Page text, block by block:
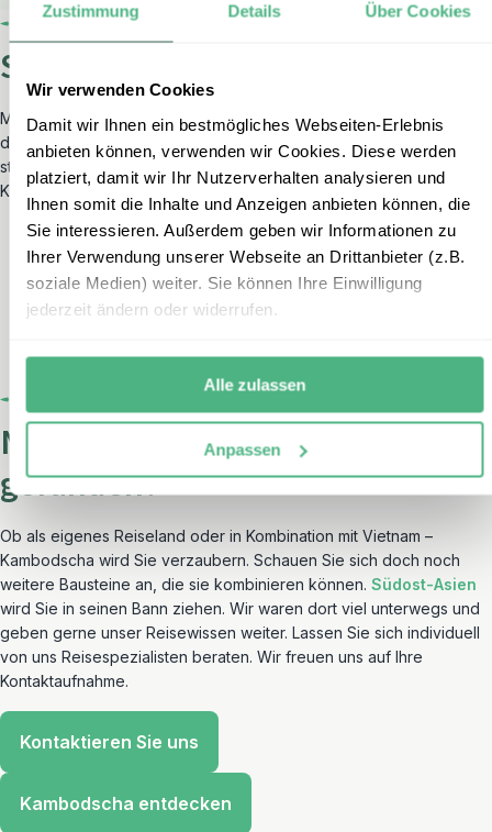
Zustimmung Details Über Cookies
Wir verwenden Cookies
Damit wir Ihnen ein bestmögliches Webseiten-Erlebnis
anbieten können, verwenden wir Cookies. Diese werden
platziert, damit wir Ihr Nutzerverhalten analysieren und
Ihnen somit die Inhalte und Anzeigen anbieten können, die
Sie interessieren. Außerdem geben wir Informationen zu
Ihrer Verwendung unserer Webseite an Drittanbieter (z.B.
soziale Medien) weiter. Sie können Ihre Einwilligung
jederzeit ändern oder widerrufen.
Alle zulassen
Anpassen
So begeistert sind unsere Gäste
Mit einer hervorragenden Bewertung auf Trustpilot zählt erlebe zu
den
bestbewerteten Reiseveranstaltern in Deutschland und
steht für außergewöhnlichen Service sowie erstklassige
Kundenberatung.
Noch nicht das Richtige
gefunden?
Ob als eigenes Reiseland oder in Kombination mit Vietnam –
Kambodscha wird Sie verzaubern. Schauen Sie sich doch noch
weitere Bausteine an, die sie kombinieren können. Südost-Asien
wird Sie in seinen Bann ziehen. Wir waren dort viel unterwegs und
geben gerne unser Reisewissen weiter. Lassen Sie sich individuell
von uns Reisespezialisten beraten. Wir freuen uns auf Ihre
Kontaktaufnahme.
Kontaktieren Sie uns
Kambodscha entdecken